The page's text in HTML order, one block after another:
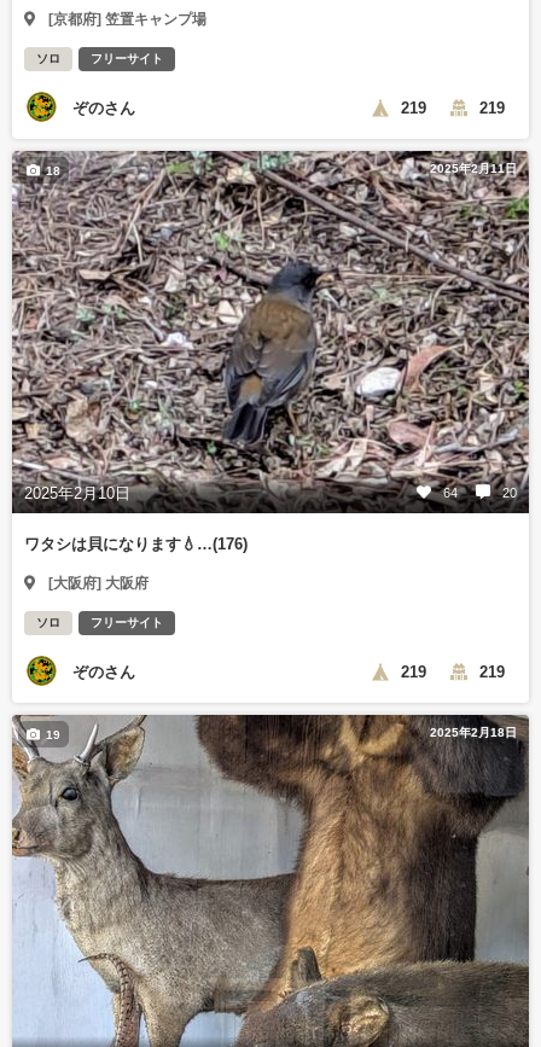
[京都府] 笠置キャンプ場
ソロ フリーサイト
ぞのさん 219 219
2025年2月11日
2025年2月10日 64 20
18
ワタシは貝になります💧…(176)
[大阪府] 大阪府
ソロ フリーサイト
ぞのさん 219 219
2025年2月18日
19